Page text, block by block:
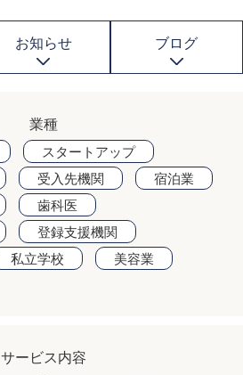
お知らせ ブログ
業種
スタートアップ
受入先機関
宿泊業
歯科医
登録支援機関
私立学校
美容業
サービス内容